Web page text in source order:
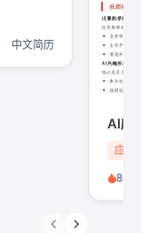
中文简历
应届